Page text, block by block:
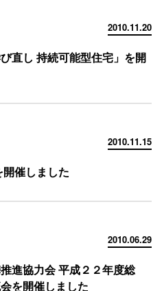
2010.11.20
直し 持続可能型住宅」を開
2010.11.15
催しました
2010.06.29
進協力会 平成２２年度総
を開催しました